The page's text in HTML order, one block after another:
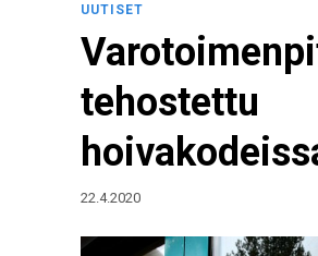
UUTISET
tehostettu
22.4.2020